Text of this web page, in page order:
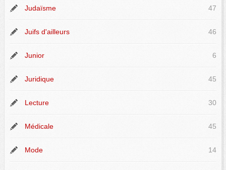
Judaïsme 47
Juifs d'ailleurs 46
Junior 6
Juridique 45
Lecture 30
Médicale 45
Mode 14